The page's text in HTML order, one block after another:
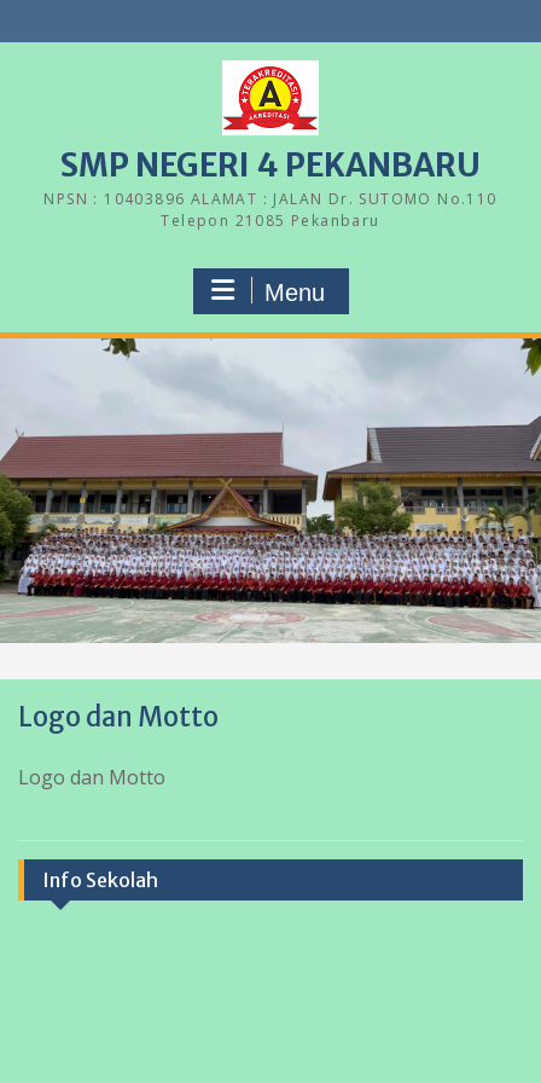
to
SMP NEGERI 4 PEKANBARU
NPSN : 10403896 ALAMAT : JALAN Dr. SUTOMO No.110
Telepon 21085 Pekanbaru
Menu
Logo dan Motto
Logo dan Motto
Info Sekolah